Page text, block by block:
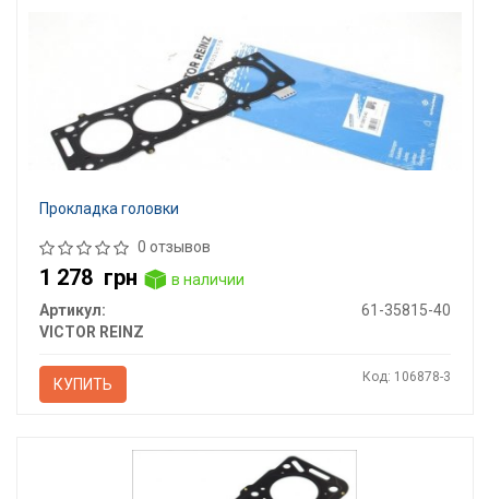
Прокладка головки
0 отзывов
1 278 грн
в наличии
Артикул:
61-35815-40
VICTOR REINZ
КУПИТЬ Код: 106878-3